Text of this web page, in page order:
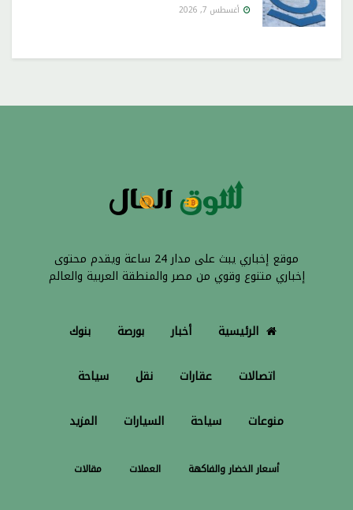
أغسطس 7, 2026
موقع إخباري يبث على مدار 24 ساعة ويقدم محتوى
إخباري متنوع وقوي من مصر والمنطقة العربية والعالم
الرئيسية أخبار بورصة بنوك
اتصالات عقارات نقل سياحة
منوعات سياحة السيارات المزيد
أسعار الخضار والفاكهة العملات مقالات